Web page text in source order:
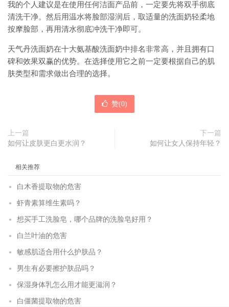
我的个人建议是在使用任何洁面产品前，一定要先将双手彻底
清洗干净。然后用温水将脸部湿润后，取适量的洗面奶轻柔地
按摩脸部，再用清水彻底冲洗干净即可。
天气丹洗面奶在十大氨基酸洗面奶中排名非常高，并且拥有口
碑和效果双赢的优势。在选择使用它之前一定要根据自己的肌
肤类型和需求做出合理的选择。
赞(0)
上一篇
如何让皮肤更白更水润？
下一篇
如何让女人保持年轻？
相关推荐
白木香提取物的危害
虾青素算维生素吗？
想买手工洗脸皂，哪个品牌的洗脸皂好用？
白兰叶油的危害
敏感肌适合用什么护肤品？
男生有必要擦护肤品吗？
保湿身体乳怎么用才能更滋润？
白僵菌提取物的危害